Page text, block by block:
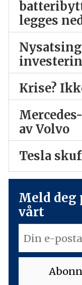
legges
Krise?
av Volvo
Tesla
Meld deg
vårt